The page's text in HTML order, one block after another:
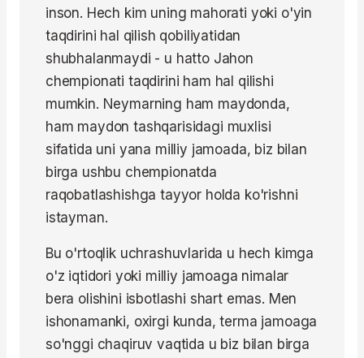
inson. Hech kim uning mahorati yoki o'yin
taqdirini hal qilish qobiliyatidan
shubhalanmaydi - u hatto Jahon
chempionati taqdirini ham hal qilishi
mumkin. Neymarning ham maydonda,
ham maydon tashqarisidagi muxlisi
sifatida uni yana milliy jamoada, biz bilan
birga ushbu chempionatda
raqobatlashishga tayyor holda ko'rishni
istayman.
Bu o'rtoqlik uchrashuvlarida u hech kimga
o'z iqtidori yoki milliy jamoaga nimalar
bera olishini isbotlashi shart emas. Men
ishonamanki, oxirgi kunda, terma jamoaga
so'nggi chaqiruv vaqtida u biz bilan birga